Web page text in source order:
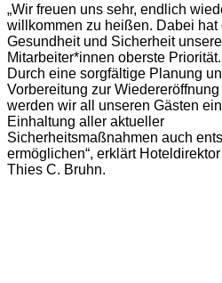
„Wir freuen uns sehr, endlich
willkommen zu heißen. Dabei hat
Gesundheit und Sicherheit
Mitarbeiter*innen oberste Priorität.
Durch eine sorgfältige Planung
Vorbereitung zur Wiedereröffnung
werden wir all unseren Gästen
Einhaltung aller aktueller
Sicherheitsmaßnahmen auch
ermöglichen“, erklärt Hoteldirektor
Thies C. Bruhn.